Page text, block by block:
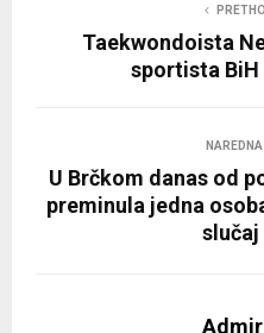
Taekwondoista
sportista BiH
U Brčkom danas od
preminula jedna
slučaj